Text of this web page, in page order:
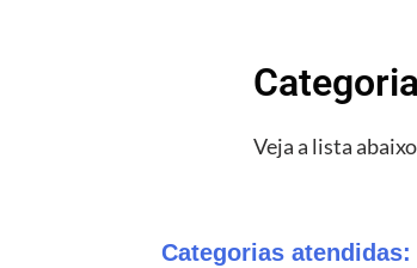
Veja a lista
Categorias atendidas: